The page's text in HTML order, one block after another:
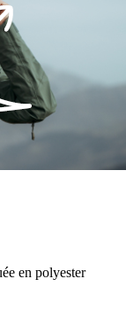
en polyester